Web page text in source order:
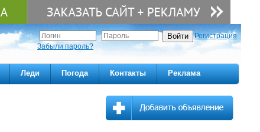
Регистрация
Забыли пароль?
Леди Погода Контакты Реклама